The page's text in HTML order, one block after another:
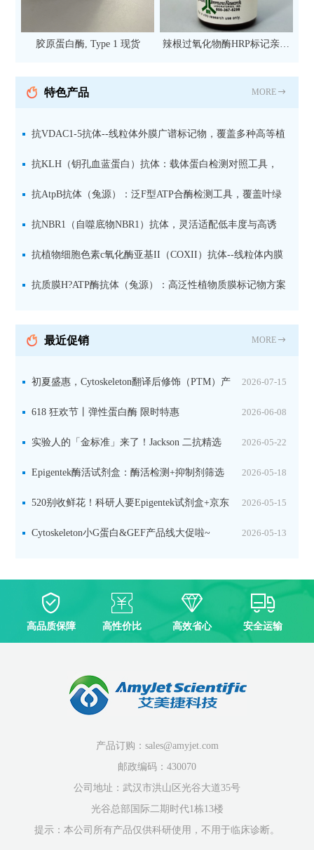
胶原蛋白酶, Type 1 现货
辣根过氧化物酶HRP标记亲和
抗 现货
特色产品 MORE
抗VDAC1-5抗体--线粒体外膜广谱标记物，覆盖多种高等植
物及二维BN-PAGE应用
抗KLH（钥孔血蓝蛋白）抗体：载体蛋白检测对照工具，
适用于ELISA、WB与免疫定位
抗AtpB抗体（兔源）：泛F型ATP合酶检测工具，覆盖叶绿
体、线粒体与细菌
抗NBR1（自噬底物NBR1）抗体，灵活适配低丰度与高诱
导样本
抗植物细胞色素c氧化酶亚基II（COXII）抗体--线粒体内膜
专属标记物，适用于天然与变性电泳
抗质膜H?ATP酶抗体（兔源）：高泛性植物质膜标记物方案
最近促销 MORE
2026-07-15
初夏盛惠，Cytoskeleton翻译后修饰（PTM）产
品线放价啦！ 2026-06-08
618 狂欢节丨弹性蛋白酶 限时特惠
2026-05-22
实验人的「金标准」来了！Jackson 二抗精选
限时一口价，手慢无！ 2026-05-18
Epigentek酶活试剂盒：酶活检测+抑制剂筛选
双赋能，下单即赠京东卡 2026-05-15
520别收鲜花！科研人要Epigentek试剂盒+京东
卡！ 2026-05-13
Cytoskeleton小G蛋白&GEF产品线大促啦~
高品质保障 高性价比 高效省心 安全运输
产品订购：sales@amyjet.com
邮政编码：430070
公司地址：武汉市洪山区光谷大道35号
光谷总部国际二期时代1栋13楼
提示：本公司所有产品仅供科研使用，不用于临床诊断。